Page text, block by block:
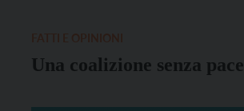
Una coalizione senza pace